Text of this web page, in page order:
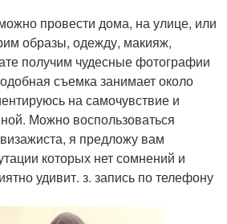
провести дома, на улице, или
образы, одежду, макияж,
получим чудесные фотографии
съемка занимает около
на самочувствие и
Можно воспользоваться
я предложу вам
которых нет сомнений и
удивит. з. запись по телефону